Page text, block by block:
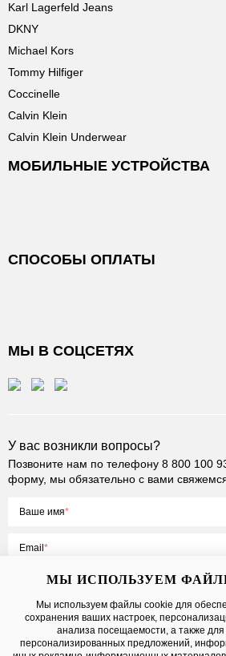
Karl Lagerfeld Jeans
DKNY
Michael Kors
Tommy Hilfiger
Coccinelle
Calvin Klein
Calvin Klein Underwear
МОБИЛЬНЫЕ УСТРОЙСТВА
СПОСОБЫ ОПЛАТЫ
МЫ В СОЦСЕТЯХ
У вас возникли вопросы?
Позвоните нам по телефону 8 800 100
форму, мы обязательно с вами
Ваше имя
Email
Нажимая на кнопку «Отправить», вы
оферты, даетесогласие на обработку
МЫ ИСПОЛЬЗУЕМ ФАЙЛЫ
Мы используем файлы cookie для
сохранения ваших настроек,
анализа посещаемости, а также
персонализированных предложений,